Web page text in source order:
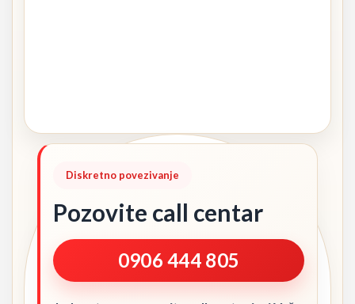
Diskretno povezivanje
Pozovite call centar
0906 444 805